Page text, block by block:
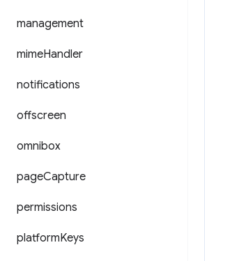
management
mimeHandler
notifications
offscreen
omnibox
pageCapture
permissions
platformKeys